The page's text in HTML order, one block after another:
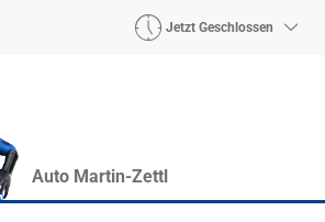
Jetzt Geschlossen
Auto Martin-Zettl